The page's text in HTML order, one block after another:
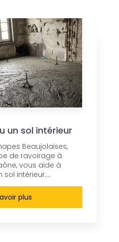
un sol intérieur
Beaujolaises,
de ravoirage à
vous aide à
intérieur....
plus